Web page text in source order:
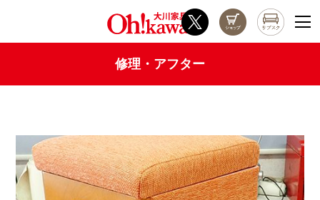
修理・アフター